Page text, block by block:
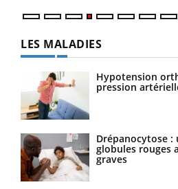
LES MALADIES
Hypotension
pression
Drépanocytose
globules rouges
graves